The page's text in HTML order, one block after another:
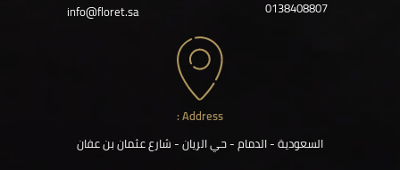
0138408807
info@floret.sa
Address :
السعودية - الدمام - حي الريان - شارع عثمان بن عفان